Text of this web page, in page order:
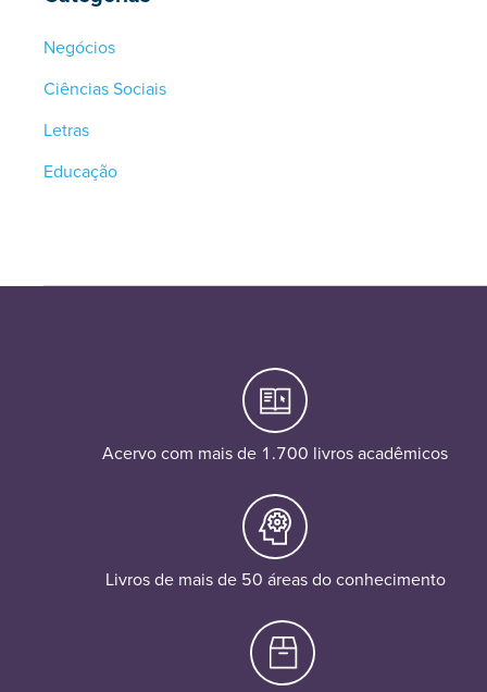
Negócios
Ciências Sociais
Letras
Educação
Acervo com mais de 1.700 livros acadêmicos
Livros de mais de 50 áreas do conhecimento